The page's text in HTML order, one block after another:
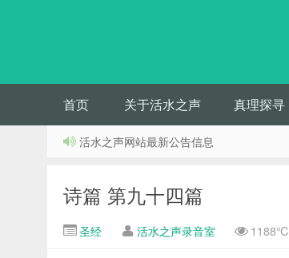
首页 关于活水之声 真理探寻
活水之声网站最新公告信息
诗篇 第九十四篇
圣经 活水之声录音室 1188℃